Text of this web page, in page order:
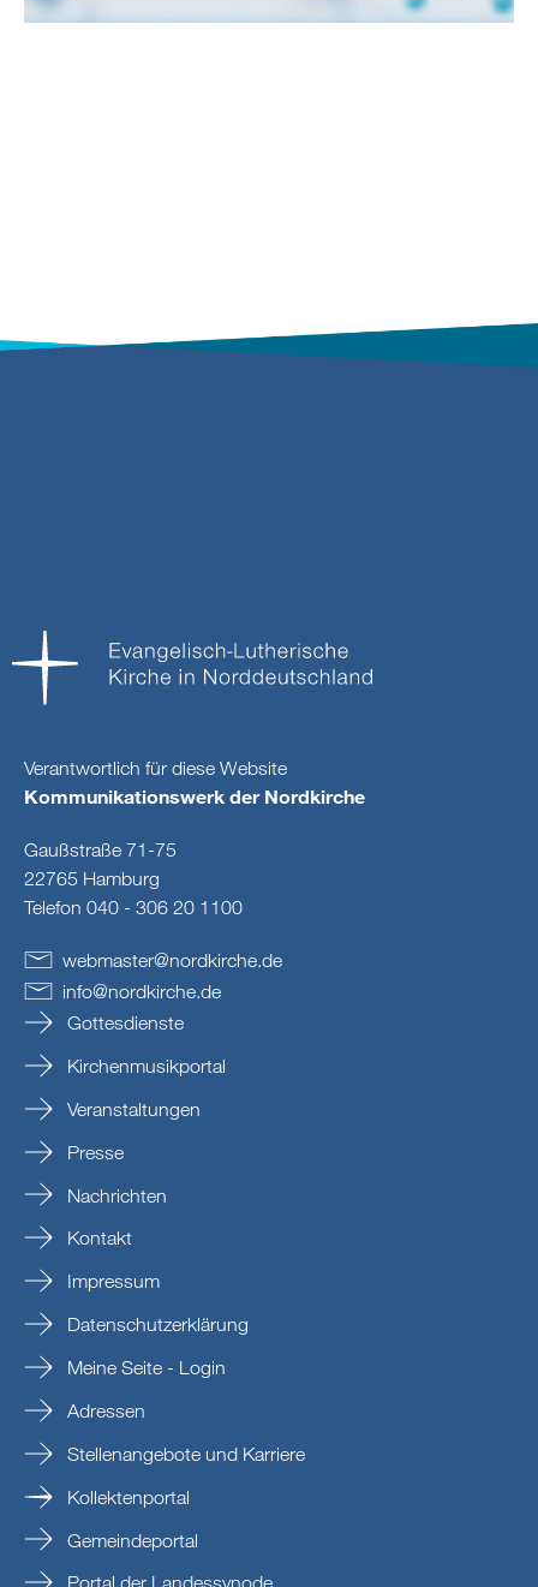
Verantwortlich für diese Website
Kommunikationswerk der Nordkirche
Gaußstraße 71-75
22765 Hamburg
Telefon 040 - 306 20 1100
webmaster@nordkirche.de
info@nordkirche.de
Gottesdienste
Kirchenmusikportal
Veranstaltungen
Presse
Nachrichten
Kontakt
Impressum
Datenschutzerklärung
Meine Seite - Login
Adressen
Stellenangebote und Karriere
Kollektenportal
Gemeindeportal
Portal der Landessynode